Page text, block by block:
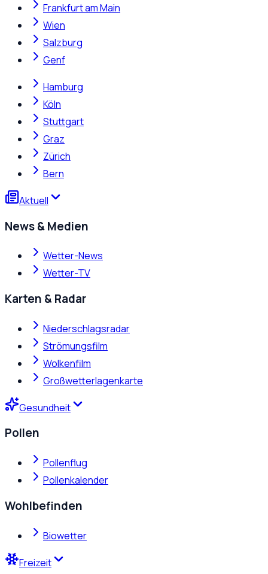
Frankfurt am Main
Wien
Salzburg
Genf
Hamburg
Köln
Stuttgart
Graz
Zürich
Bern
Aktuell
News & Medien
Wetter-News
Wetter-TV
Karten & Radar
Niederschlagsradar
Strömungsfilm
Wolkenfilm
Großwetterlagenkarte
Gesundheit
Pollen
Pollenflug
Pollenkalender
Wohlbefinden
Biowetter
Freizeit